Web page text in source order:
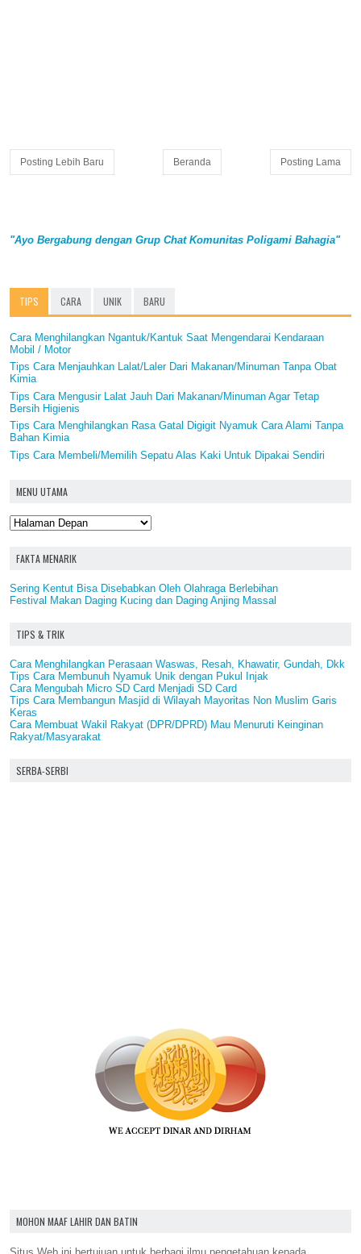
Posting Lebih Baru Posting Lama
Beranda
"Ayo Bergabung dengan Grup Chat Komunitas Poligami Bahagia"
TIPS CARA UNIK BARU
Cara Menghilangkan Ngantuk/Kantuk Saat Mengendarai Kendaraan
Mobil / Motor
Tips Cara Menjauhkan Lalat/Laler Dari Makanan/Minuman Tanpa Obat
Kimia
Tips Cara Mengusir Lalat Jauh Dari Makanan/Minuman Agar Tetap
Bersih Higienis
Tips Cara Menghilangkan Rasa Gatal Digigit Nyamuk Cara Alami Tanpa
Bahan Kimia
Tips Cara Membeli/Memilih Sepatu Alas Kaki Untuk Dipakai Sendiri
MENU UTAMA
FAKTA MENARIK
Sering Kentut Bisa Disebabkan Oleh Olahraga Berlebihan
Festival Makan Daging Kucing dan Daging Anjing Massal
TIPS & TRIK
Cara Menghilangkan Perasaan Waswas, Resah, Khawatir, Gundah, Dkk
Tips Cara Membunuh Nyamuk Unik dengan Pukul Injak
Cara Mengubah Micro SD Card Menjadi SD Card
Tips Cara Membangun Masjid di Wilayah Mayoritas Non Muslim Garis
Keras
Cara Membuat Wakil Rakyat (DPR/DPRD) Mau Menuruti Keinginan
Rakyat/Masyarakat
SERBA-SERBI
MOHON MAAF LAHIR DAN BATIN